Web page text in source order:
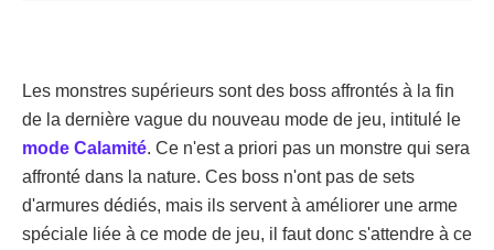
Les monstres supérieurs sont des boss affrontés à la fin
de la dernière vague du nouveau mode de jeu, intitulé le
mode Calamité. Ce n'est a priori pas un monstre qui sera
affronté dans la nature. Ces boss n'ont pas de sets
d'armures dédiés, mais ils servent à améliorer une arme
spéciale liée à ce mode de jeu, il faut donc s'attendre à ce